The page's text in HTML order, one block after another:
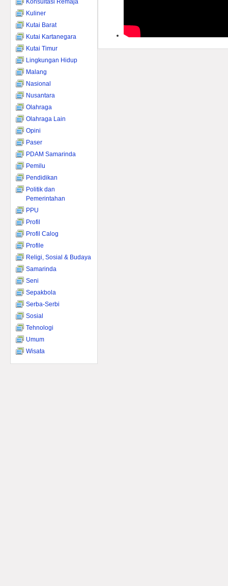
Konsultasi Remaja
Kuliner
Kutai Barat
Kutai Kartanegara
Kutai Timur
Lingkungan Hidup
Malang
Nasional
Nusantara
Olahraga
Olahraga Lain
Opini
Paser
PDAM Samarinda
Pemilu
Pendidikan
Politik dan
Pemerintahan
PPU
Profil
Profil Calog
Profile
Religi, Sosial & Budaya
Samarinda
Seni
Sepakbola
Serba-Serbi
Sosial
Tehnologi
Umum
Wisata